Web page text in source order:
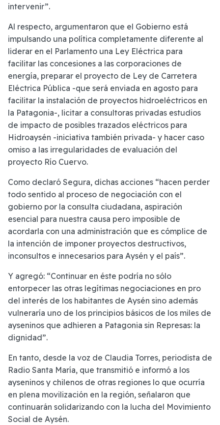
intervenir”.
Al respecto, argumentaron que el Gobierno está
impulsando una política completamente diferente al
liderar en el Parlamento una Ley Eléctrica para
facilitar las concesiones a las corporaciones de
energía, preparar el proyecto de Ley de Carretera
Eléctrica Pública -que será enviada en agosto para
facilitar la instalación de proyectos hidroeléctricos en
la Patagonia-, licitar a consultoras privadas estudios
de impacto de posibles trazados eléctricos para
Hidroaysén -iniciativa también privada- y hacer caso
omiso a las irregularidades de evaluación del
proyecto Río Cuervo.
Como declaró Segura, dichas acciones “hacen perder
todo sentido al proceso de negociación con el
gobierno por la consulta ciudadana, aspiración
esencial para nuestra causa pero imposible de
acordarla con una administración que es cómplice de
la intención de imponer proyectos destructivos,
inconsultos e innecesarios para Aysén y el país”.
Y agregó: “Continuar en éste podría no sólo
entorpecer las otras legítimas negociaciones en pro
del interés de los habitantes de Aysén sino además
vulneraría uno de los principios básicos de los miles de
ayseninos que adhieren a Patagonia sin Represas: la
dignidad”.
En tanto, desde la voz de Claudia Torres, periodista de
Radio Santa María, que transmitió e informó a los
ayseninos y chilenos de otras regiones lo que ocurría
en plena movilización en la región, señalaron que
continuarán solidarizando con la lucha del Movimiento
Social de Aysén.